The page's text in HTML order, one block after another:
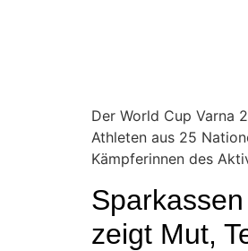
Der World Cup Varna
Athleten aus 25
Kämpferinnen des
zeigt Mut,